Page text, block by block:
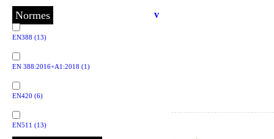
Normes v
EN388 (13)
EN 388:2016+A1:2018 (1)
EN420 (6)
EN511 (13)